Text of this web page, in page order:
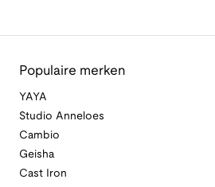
Populaire merken
YAYA
Studio Anneloes
Cambio
Geisha
Cast Iron